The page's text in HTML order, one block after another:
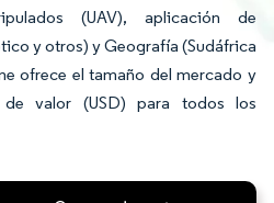
(UAV), aplicación de
y otros) y Geografía (Sudáfrica
ofrece el tamaño del mercado y
valor (USD) para todos los